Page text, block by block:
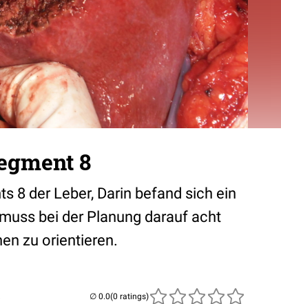
8
8 der Leber, Darin befand sich ein
bei der Planung darauf acht
zu orientieren.
(0 ratings)